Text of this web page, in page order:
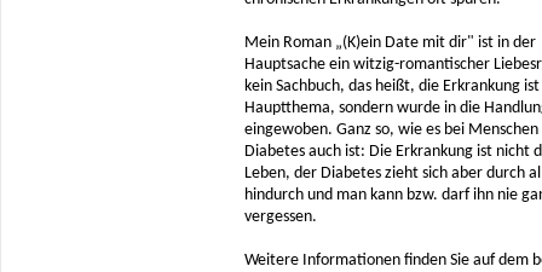
Mein Roman „(K)ein Date mit dir" ist in der
Hauptsache ein witzig-romantischer
kein Sachbuch, das heißt, die Erkrankung
Hauptthema, sondern wurde in die
eingewoben. Ganz so, wie es bei
Diabetes auch ist: Die Erkrankung ist nicht
Leben, der Diabetes zieht sich aber durch
hindurch und man kann bzw. darf ihn nie
vergessen.
Weitere Informationen finden Sie auf dem